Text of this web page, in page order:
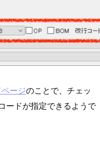
ージのことで、チェッ
ードが指定できるようで